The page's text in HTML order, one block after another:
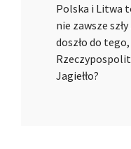
Polska i Litwa
nie zawsze
doszło do tego,
Jagiełło?